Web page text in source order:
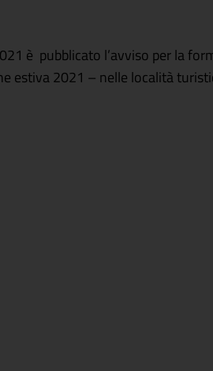
è pubblicato l’avviso per la
estiva 2021 – nelle località